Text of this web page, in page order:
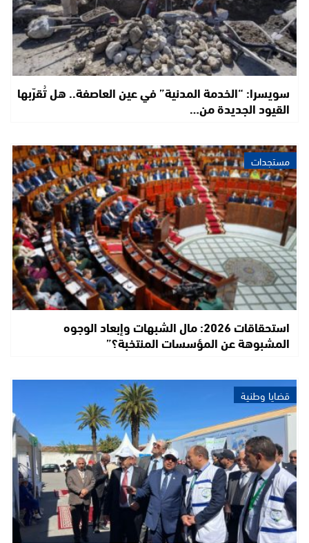
سويسرا: “الخدمة المدنية” في عين العاصفة.. هل تُقرّبها
القيود الجديدة من…
مستجدات
استحقاقات 2026: مال الشبهات وإبعاد الوجوه
المشبوهة عن المؤسسات المنتخبة؟”
قضايا وطنية